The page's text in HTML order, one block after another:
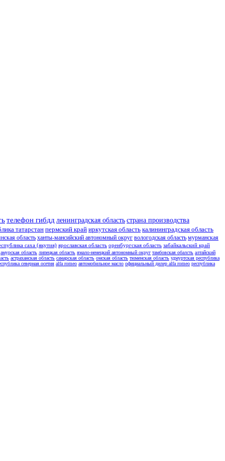
телефон гибдд ленинградская область страна производства
татарстан пермский край иркутская область калининградская область
область ханты-мансийский автономный округ вологодская область мурманская
саха (якутия) ярославская область оренбургская область забайкальский край
амурская область липецкая область ямало-ненецкий автономный округ тамбовская обалсть алтайский
астраханская область самарская область омская область тюменская область удмуртская республика
северная осетия alfa romeo автомобильное масло официальный дилер alfa romeo республика